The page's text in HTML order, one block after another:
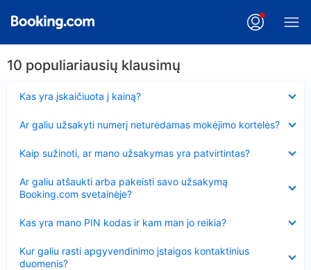
10 populiariausių klausimų
Kas yra įskaičiuota į kainą?
Ar galiu užsakyti numerį neturėdamas mokėjimo kortelės?
Kaip sužinoti, ar mano užsakymas yra patvirtintas?
Ar galiu atšaukti arba pakeisti savo užsakymą
Booking.com svetainėje?
Kas yra mano PIN kodas ir kam man jo reikia?
Kur galiu rasti apgyvendinimo įstaigos kontaktinius
duomenis?